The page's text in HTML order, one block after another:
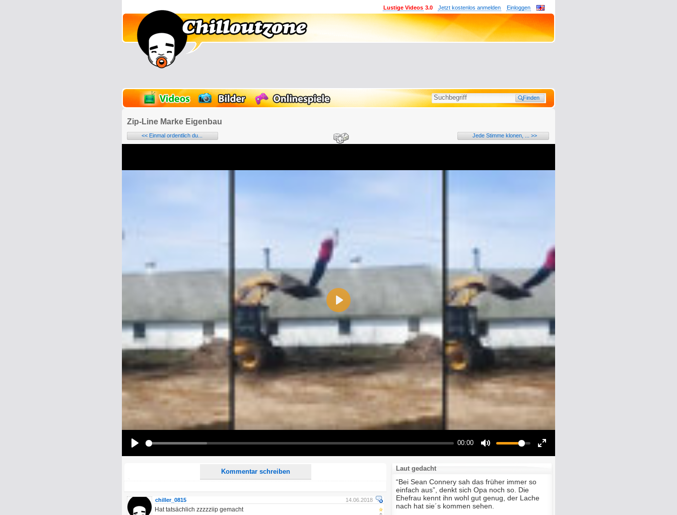
Einloggen
Jetzt kostenlos anmelden
Lustige Videos 3.0
Zip-Line Marke Eigenbau
<< Einmal ordentlich du... Jede Stimme klonen, ... >>
00:00
Play
Kommentar schreiben
Name:
E-Mail-Adresse (optional):
Alle HTML-Tags außer <br>, <strike> und <i> werden aus Deinem Kommentar entfernt.
URLs werden automatisch umgewandelt. Bitte verwende "www." oder "http://" in URLs
Ich möchte eine E-Mail, wenn auf dieser Seite weitere Kommentare erscheinen.
14.06.2018
chiller_0815
Hat tatsächlich zzzzziip gemacht
Laut gedacht
“Bei Sean Connery sah das früher immer so
einfach aus”, denkt sich Opa noch so. Die
Ehefrau kennt ihn wohl gut genug, der Lache
nach hat sie´s kommen sehen.